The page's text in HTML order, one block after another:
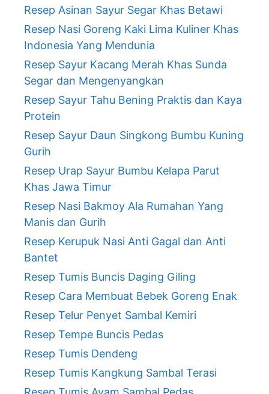
Resep Asinan Sayur Segar Khas Betawi
Resep Nasi Goreng Kaki Lima Kuliner Khas
Indonesia Yang Mendunia
Resep Sayur Kacang Merah Khas Sunda
Segar dan Mengenyangkan
Resep Sayur Tahu Bening Praktis dan Kaya
Protein
Resep Sayur Daun Singkong Bumbu Kuning
Gurih
Resep Urap Sayur Bumbu Kelapa Parut
Khas Jawa Timur
Resep Nasi Bakmoy Ala Rumahan Yang
Manis dan Gurih
Resep Kerupuk Nasi Anti Gagal dan Anti
Bantet
Resep Tumis Buncis Daging Giling
Resep Cara Membuat Bebek Goreng Enak
Resep Telur Penyet Sambal Kemiri
Resep Tempe Buncis Pedas
Resep Tumis Dendeng
Resep Tumis Kangkung Sambal Terasi